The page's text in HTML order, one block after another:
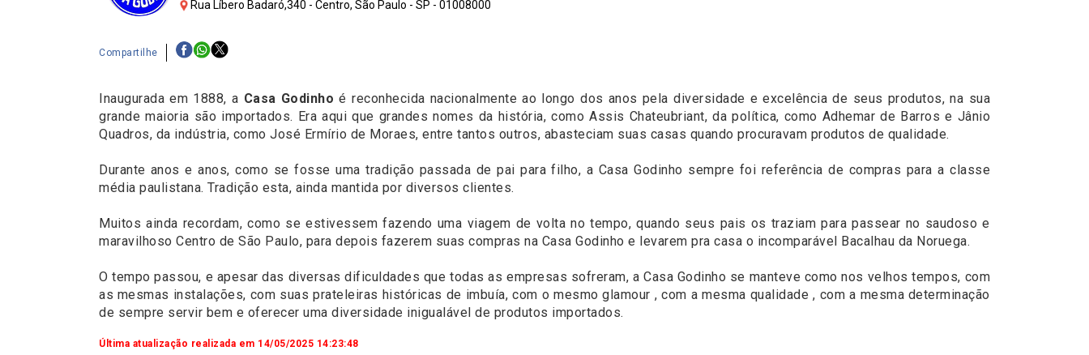
Rua Líbero Badaró,340 - Centro, São Paulo - SP - 01008000
Compartilhe
Inaugurada em 1888, a Casa Godinho é reconhecida nacionalmente ao longo dos anos pela diversidade e excelência de seus produtos, na sua
grande maioria são importados. Era aqui que grandes nomes da história, como Assis Chateubriant, da política, como Adhemar de Barros e Jânio
Quadros, da indústria, como José Ermírio de Moraes, entre tantos outros, abasteciam suas casas quando procuravam produtos de qualidade.
Durante anos e anos, como se fosse uma tradição passada de pai para filho, a Casa Godinho sempre foi referência de compras para a classe
média paulistana. Tradição esta, ainda mantida por diversos clientes.
Muitos ainda recordam, como se estivessem fazendo uma viagem de volta no tempo, quando seus pais os traziam para passear no saudoso e
maravilhoso Centro de São Paulo, para depois fazerem suas compras na Casa Godinho e levarem pra casa o incomparável Bacalhau da Noruega.
O tempo passou, e apesar das diversas dificuldades que todas as empresas sofreram, a Casa Godinho se manteve como nos velhos tempos, com
as mesmas instalações, com suas prateleiras históricas de imbuía, com o mesmo glamour , com a mesma qualidade , com a mesma determinação
de sempre servir bem e oferecer uma diversidade inigualável de produtos importados.
Última atualização realizada em 14/05/2025 14:23:48